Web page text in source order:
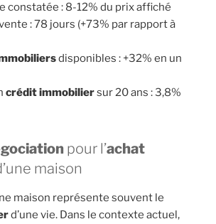
constatée : 8-12% du prix affiché
: 78 jours (+73% par rapport à
disponibles : +32% en un
crédit immobiliersur 20 ans : 3,8%
pour l’achat
maison
maison représente souvent le
d’une vie. Dans le contexte actuel,